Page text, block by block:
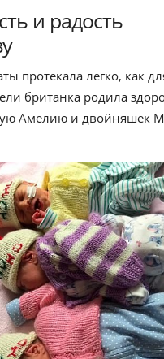
и радость
протекала легко, как
британка родила
Амелию и двойняшек